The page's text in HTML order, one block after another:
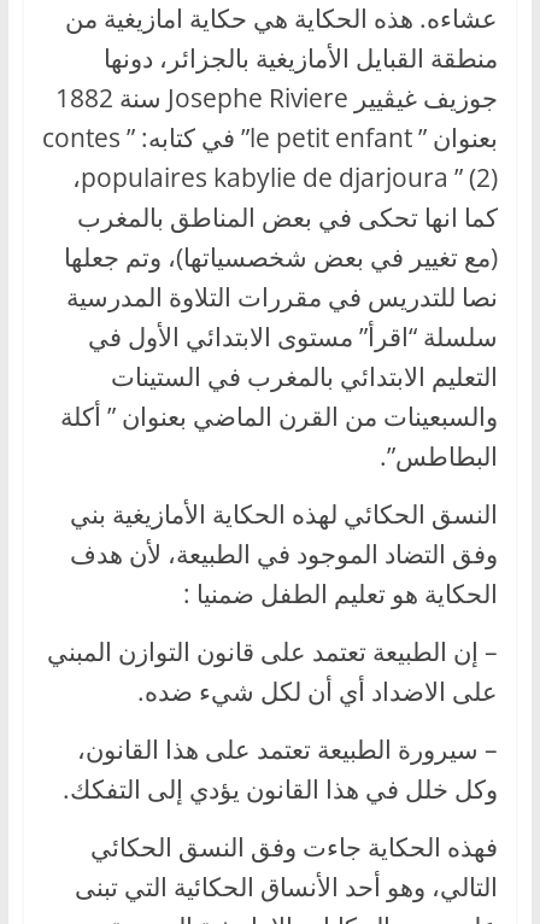
عشاءه. هذه الحكاية هي حكاية امازيغية من
منطقة القبايل الأمازيغية بالجزائر، دونها
جوزيف غيڤيير Josephe Riviere سنة 1882
بعنوان ” le petit enfant” في كتابه: ” contes
populaires kabylie de djarjoura ” (2)،
كما انها تحكى في بعض المناطق بالمغرب
(مع تغيير في بعض شخصسياتها)، وتم جعلها
نصا للتدريس في مقررات التلاوة المدرسية
سلسلة “اقرأ” مستوى الابتدائي الأول في
التعليم الابتدائي بالمغرب في الستينات
والسبعينات من القرن الماضي بعنوان ” أكلة
البطاطس”.
النسق الحكائي لهذه الحكاية الأمازيغية بني
وفق التضاد الموجود في الطبيعة، لأن هدف
الحكاية هو تعليم الطفل ضمنيا :
– إن الطبيعة تعتمد على قانون التوازن المبني
على الاضداد أي أن لكل شيء ضده.
– سيرورة الطبيعة تعتمد على هذا القانون،
وكل خلل في هذا القانون يؤدي إلى التفكك.
فهذه الحكاية جاءت وفق النسق الحكائي
التالي، وهو أحد الأنساق الحكائية التي تبنى